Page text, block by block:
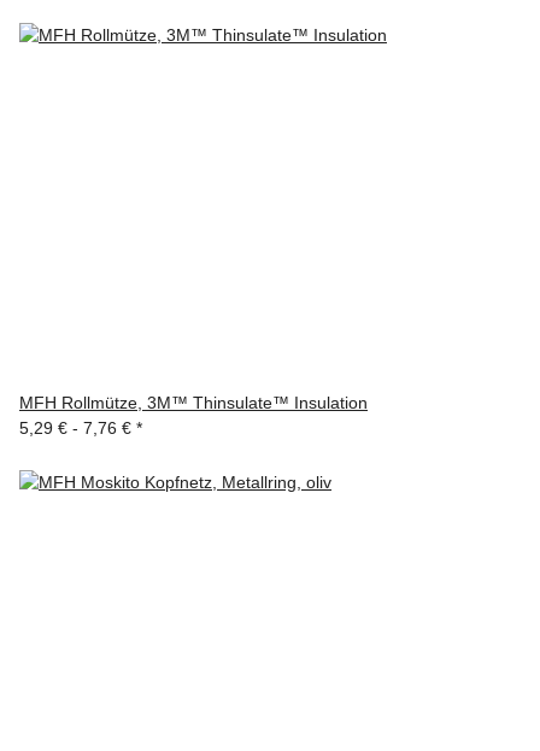
MFH Rollmütze, 3M™ Thinsulate™ Insulation
5,29 € - 7,76 € *